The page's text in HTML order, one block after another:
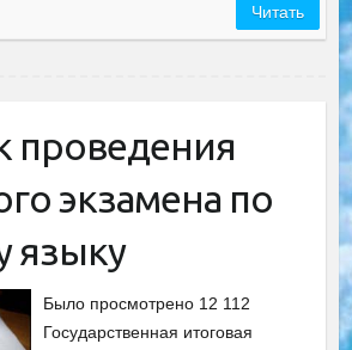
Читать
проведения
экзамена по
языку
Было просмотрено 12 112
Государственная итоговая